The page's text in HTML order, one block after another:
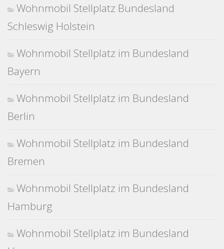
Wohnmobil Stellplatz Bundesland
Schleswig Holstein
Wohnmobil Stellplatz im Bundesland
Bayern
Wohnmobil Stellplatz im Bundesland
Berlin
Wohnmobil Stellplatz im Bundesland
Bremen
Wohnmobil Stellplatz im Bundesland
Hamburg
Wohnmobil Stellplatz im Bundesland